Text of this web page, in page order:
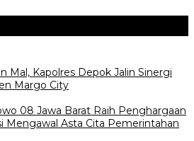
Mal, Kapolres Depok Jalin Sinergi
Margo City
08 Jawa Barat Raih Penghargaan
Mengawal Asta Cita Pemerintahan